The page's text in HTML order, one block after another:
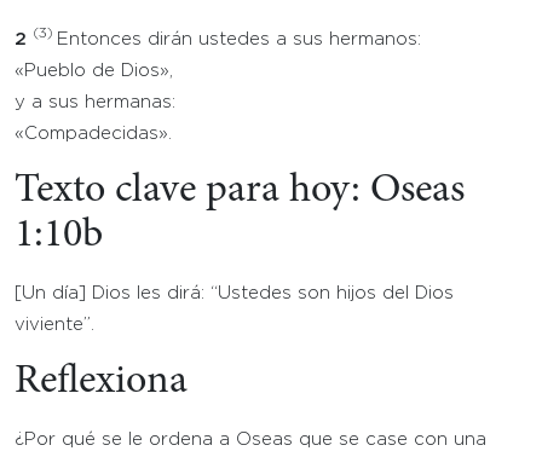
2 (3) Entonces dirán ustedes a sus hermanos:
«Pueblo de Dios»,
y a sus hermanas:
«Compadecidas».
Texto clave para hoy: Oseas
1:10b
[Un día] Dios les dirá: “Ustedes son hijos del Dios
viviente”.
Reflexiona
¿Por qué se le ordena a Oseas que se case con una